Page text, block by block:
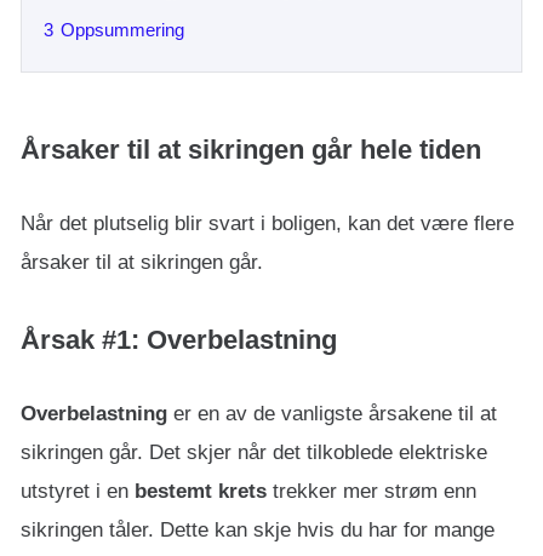
3 Oppsummering
Årsaker til at sikringen går hele tiden
Når det plutselig blir svart i boligen, kan det være flere
årsaker til at sikringen går.
Årsak #1: Overbelastning
Overbelastning er en av de vanligste årsakene til at
sikringen går. Det skjer når det tilkoblede elektriske
utstyret i en bestemt krets trekker mer strøm enn
sikringen tåler. Dette kan skje hvis du har for mange